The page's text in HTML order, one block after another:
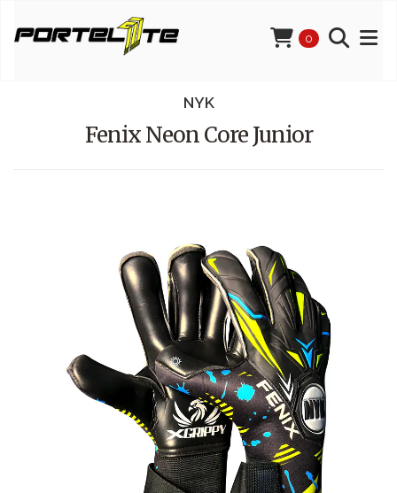
0
NYK
Fenix Neon Core Junior